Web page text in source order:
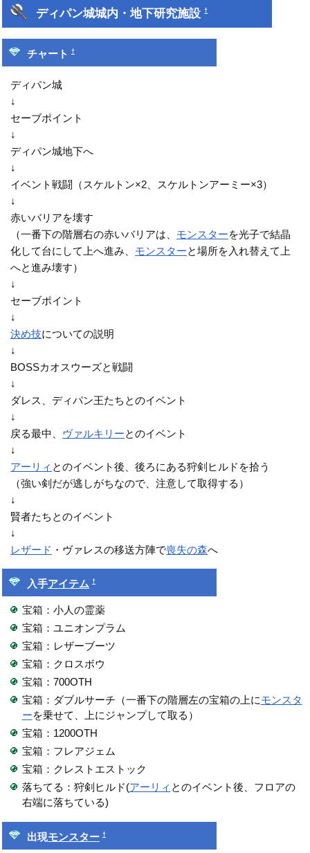
ディパン城城内・地下研究施設†
チャート †
ディパン城
↓
セーブポイント
↓
ディパン城地下へ
↓
イベント戦闘（スケルトン×2、スケルトンアーミー×3）
↓
赤いバリアを壊す
（一番下の階層右の赤いバリアは、 モンスターを光子で結晶
化して台にして上へ進み、 モンスターと場所を入れ替えて上
へと進み壊す）
↓
セーブポイント
↓
決め技についての説明
↓
BOSSカオスウーズと戦闘
↓
ダレス、ディパン王たちとのイベント
↓
戻る最中、 ヴァルキリーとのイベント
↓
アーリィ とのイベント後、後ろにある狩剣ヒルドを拾う
（強い剣だが逃しがちなので、注意して取得する）
↓
賢者たちとのイベント
↓
レザード ・ヴァレスの移送方陣で喪失の森へ
入手アイテム †
宝箱：小人の霊薬
宝箱：ユニオンプラム
宝箱：レザーブーツ
宝箱：クロスボウ
宝箱：700OTH
宝箱：ダブルサーチ（一番下の階層左の宝箱の上にモンスタ
ーを乗せて、上にジャンプして取る）
宝箱：1200OTH
宝箱：フレアジェム
宝箱：クレストエストック
落ちてる：狩剣ヒルド(アーリィ とのイベント後、フロアの
右端に落ちている)
出現モンスター †